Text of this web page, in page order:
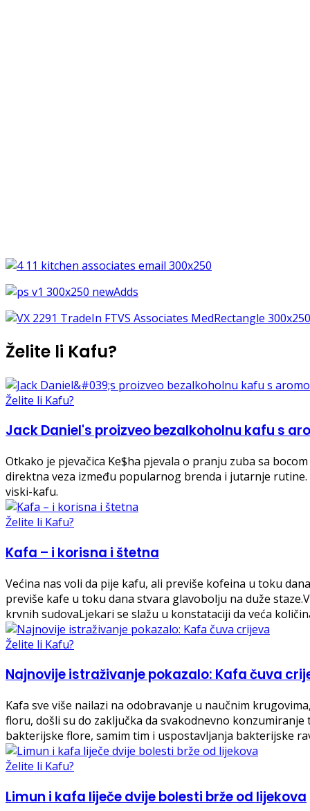
Želite li Kafu?
Želite li Kafu?
Jack Daniel's proizveo bezalkoholnu kafu s
Otkako je pjevačica Ke$ha pjevala o pranju zuba sa
direktna veza između popularnog brenda i jutarnje
viski-kafu.
Želite li Kafu?
Kafa – i korisna i štetna
Većina nas voli da pije kafu, ali previše kofeina u toku
previše kafe u toku dana stvara glavobolju na duže
krvnih sudovaLjekari se slažu u konstataciji da veća
Želite li Kafu?
Najnovije istraživanje pokazalo: Kafa čuva
Kafa sve više nailazi na odobravanje u naučnim
floru, došli su do zaključka da svakodnevno
bakterijske flore, samim tim i uspostavljanja bakterijske
Želite li Kafu?
Limun i kafa liječe dvije bolesti brže od lijekova